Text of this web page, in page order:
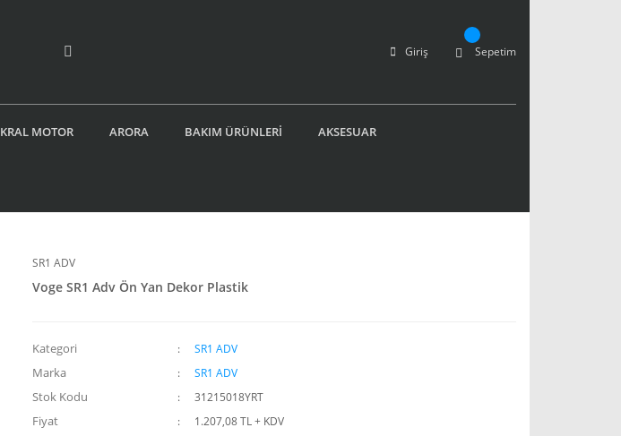
Giriş Sepetim
KRAL MOTOR ARORA BAKIM ÜRÜNLERİ AKSESUAR
SR1 ADV
Voge SR1 Adv Ön Yan Dekor Plastik
Kategori SR1 ADV
Marka SR1 ADV
Stok Kodu 31215018YRT
Fiyat
1.207,08 TL + KDV